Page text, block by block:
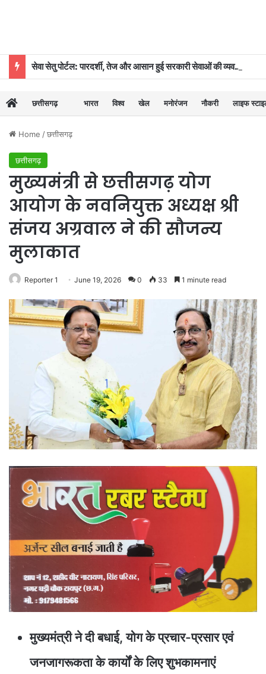
सेवा सेतु पोर्टल: पारदर्शी, तेज और आसान हुई सरकारी सेवाओं की व्यवस्था
छत्तीसगढ़ भारत विश्व खेल मनोरंजन नौकरी लाइफ
Home /छत्तीसगढ़
छत्तीसगढ़
मुख्यमंत्री से छत्तीसगढ़ योग
आयोग के नवनियुक्त अध्यक्ष श्री
संजय अग्रवाल ने की सौजन्य
मुलाकात
Reporter 1 June 19, 2026 0 33 1 minute read
मुख्यमंत्री ने दी बधाई, योग के प्रचार-प्रसार एवं
जनजागरूकता के कार्यों के लिए शुभकामनाएं